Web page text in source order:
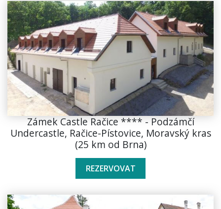
Zámek Castle Račice **** - Podzámčí
Undercastle, Račice-Pístovice, Moravský kras
(25 km od Brna)
REZERVOVAT